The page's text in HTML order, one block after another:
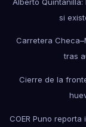
si
Carretera
tras
Cierre de la
COER Puno